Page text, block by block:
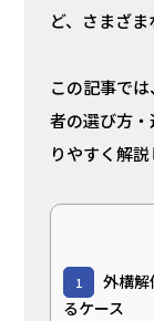
ど、さまざま
この記事で
者の選び方
りやすく解説
1
外構
るケース